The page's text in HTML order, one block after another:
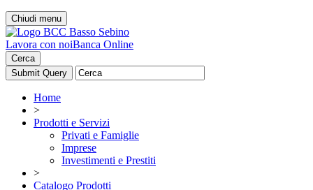
Chiudi menu
Lavora con noiBanca Online
Cerca
Home
>
Prodotti e Servizi
Privati e Famiglie
Imprese
Investimenti e Prestiti
>
Catalogo Prodotti